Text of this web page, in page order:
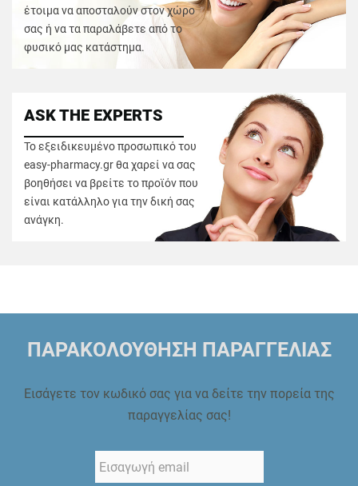
έτοιμα να αποσταλούν στον χώρο
σας ή να τα παραλάβετε από το
φυσικό μας κατάστημα.
ASK THE EXPERTS
Το εξειδικευμένο προσωπικό του
easy-pharmacy.gr θα χαρεί να σας
βοηθήσει να βρείτε το προϊόν που
είναι κατάλληλο για την δική σας
ανάγκη.
ΠΑΡΑΚΟΛΟΥΘΗΣΗ ΠΑΡΑΓΓΕΛΙΑΣ
Εισάγετε τον κωδικό σας για να δείτε την πορεία της
παραγγελίας σας!